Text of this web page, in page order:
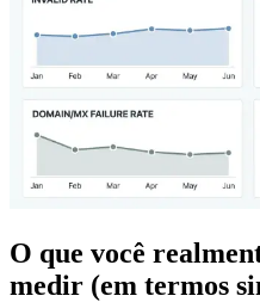
O que você
medir (em termos